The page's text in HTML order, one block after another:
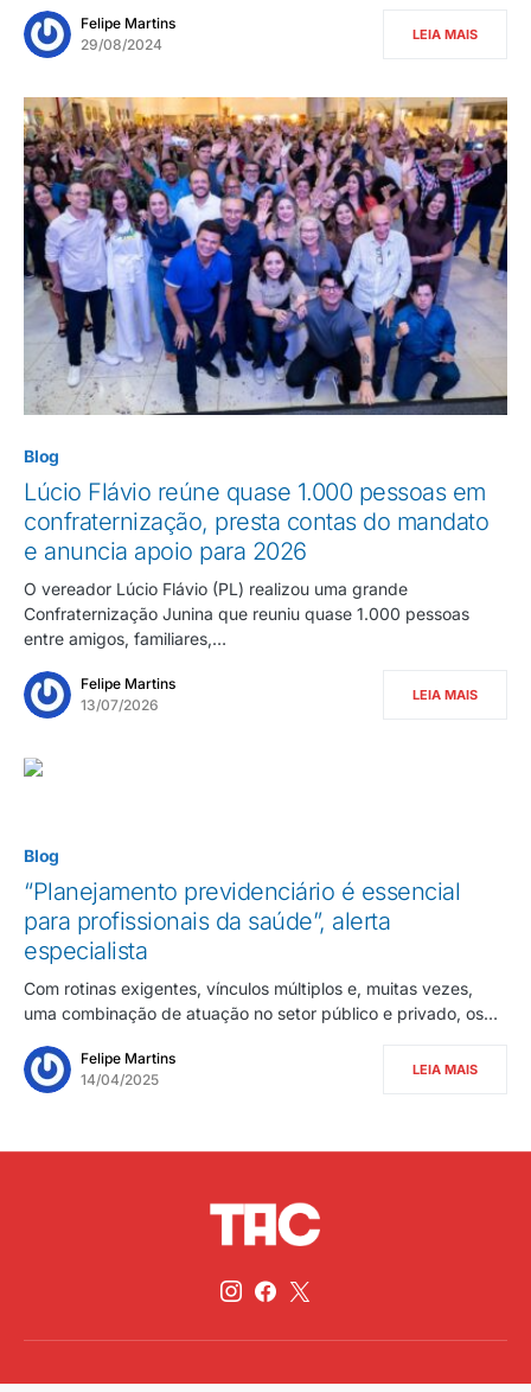
Felipe Martins
29/08/2024
LEIA MAIS
Blog
Lúcio Flávio reúne quase 1.000 pessoas em
confraternização, presta contas do mandato
e anuncia apoio para 2026
O vereador Lúcio Flávio (PL) realizou uma grande
Confraternização Junina que reuniu quase 1.000 pessoas
entre amigos, familiares,…
Felipe Martins
13/07/2026
LEIA MAIS
Blog
“Planejamento previdenciário é essencial
para profissionais da saúde”, alerta
especialista
Com rotinas exigentes, vínculos múltiplos e, muitas vezes,
uma combinação de atuação no setor público e privado, os…
Felipe Martins
14/04/2025
LEIA MAIS